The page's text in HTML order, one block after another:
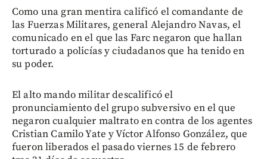
Como una gran mentira calificó el comandante de
las Fuerzas Militares, general Alejandro Navas, el
comunicado en el que las Farc negaron que hallan
torturado a policías y ciudadanos que ha tenido en
su poder.
El alto mando militar descalificó el
pronunciamiento del grupo subversivo en el que
negaron cualquier maltrato en contra de los agentes
Cristian Camilo Yate y Víctor Alfonso González, que
fueron liberados el pasado viernes 15 de febrero